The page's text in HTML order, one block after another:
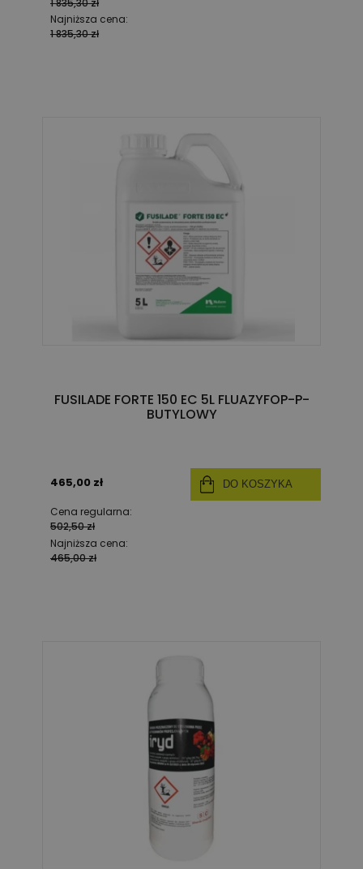
Najniższa cena:
1 835,30 zł
FUSILADE FORTE 150 EC 5L FLUAZYFOP-P-
BUTYLOWY
465,00 zł
Cena regularna:
502,50 zł
Najniższa cena:
465,00 zł
DO KOSZYKA